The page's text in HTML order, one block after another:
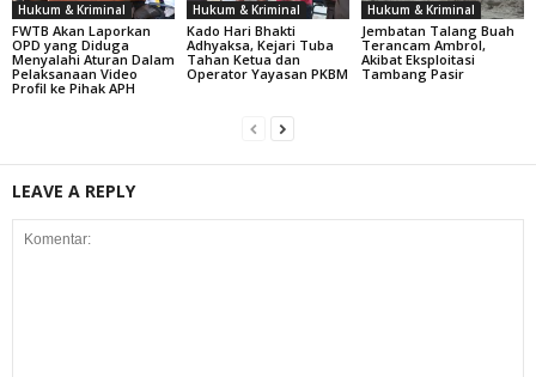
Hukum & Kriminal
FWTB Akan Laporkan
OPD yang Diduga
Menyalahi Aturan Dalam
Pelaksanaan Video
Profil ke Pihak APH
Hukum & Kriminal
Kado Hari Bhakti
Adhyaksa, Kejari Tuba
Tahan Ketua dan
Operator Yayasan PKBM
Hukum & Kriminal
Jembatan Talang Buah
Terancam Ambrol,
Akibat Eksploitasi
Tambang Pasir
LEAVE A REPLY